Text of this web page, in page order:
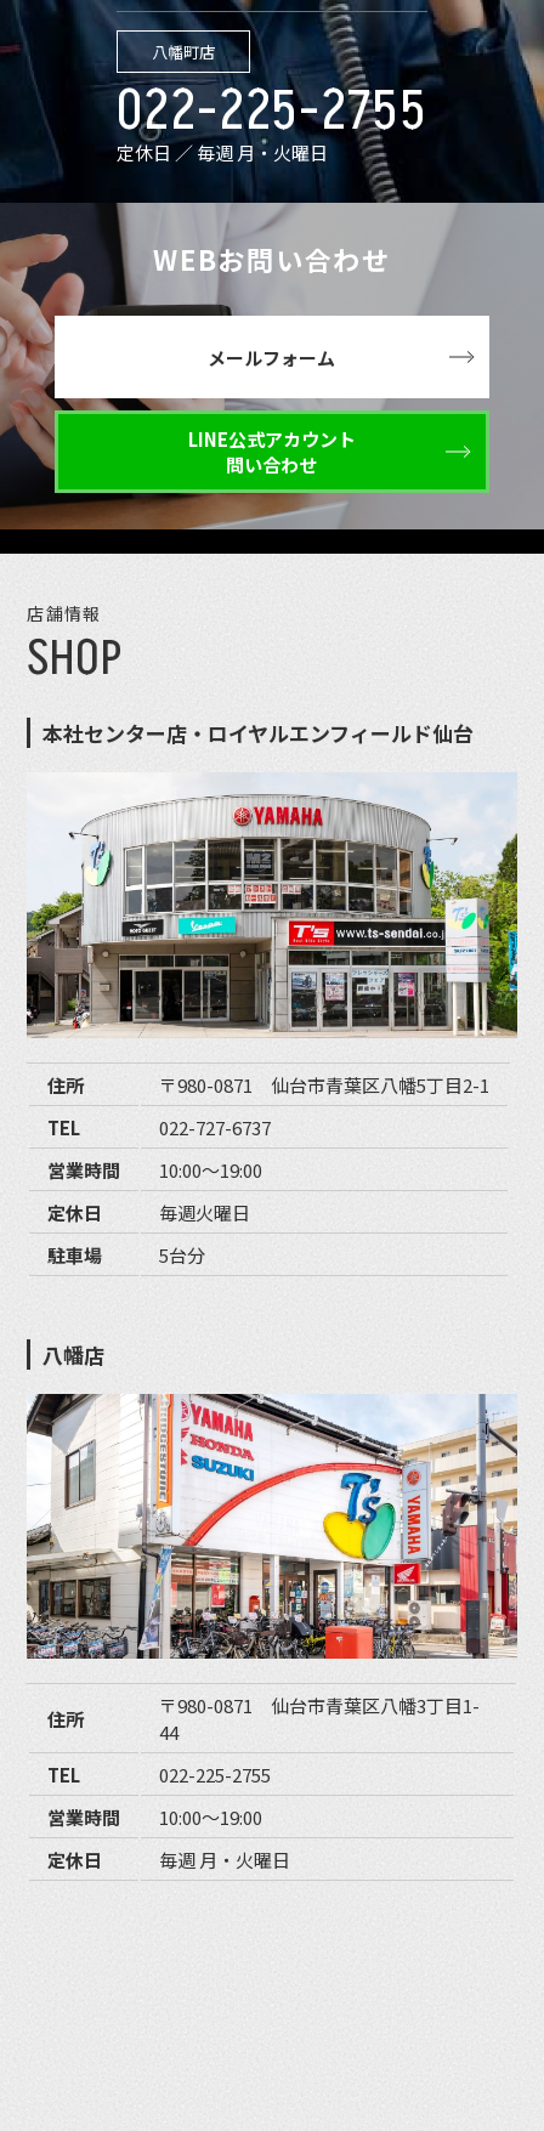
八幡町店
022-225-2755
定休日 ／ 毎週 月・火曜日
WEBお問い合わせ
メールフォーム
LINE公式アカウント
問い合わせ
店舗情報
SHOP
本社センター店・ロイヤルエンフィールド仙台
住所
〒980-0871 仙台市青葉区八幡5丁目2-1
TEL
022-727-6737
営業時間
10:00〜19:00
定休日
毎週火曜日
駐車場
5台分
八幡店
住所
〒980-0871 仙台市青葉区八幡3丁目1-
44
TEL
022-225-2755
営業時間
10:00〜19:00
定休日
毎週 月・火曜日